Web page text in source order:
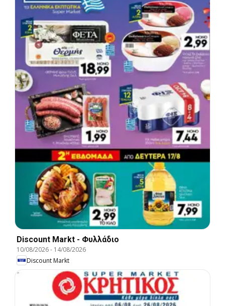
Discount Markt - Φυλλάδιο
10/08/2026- 14/08/2026
Discount Markt